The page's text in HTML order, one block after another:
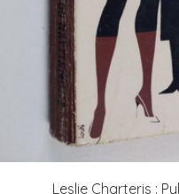
Leslie Charteris :